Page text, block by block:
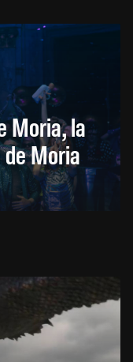
Moria, la
Moria